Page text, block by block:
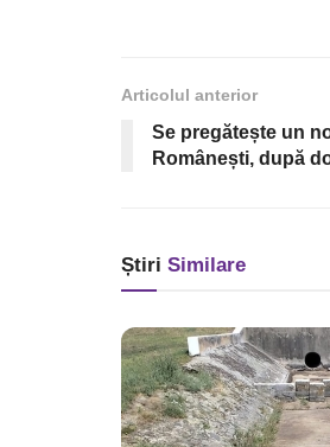
Articolul anterior
Se pregătește un
Românești, după
Știri Similare